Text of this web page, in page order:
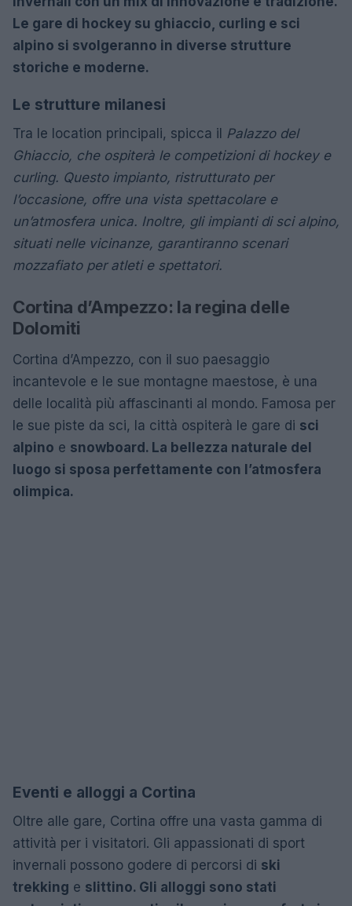
Le gare di hockey su ghiaccio, curling e sci
alpino si svolgeranno in diverse strutture
storiche e moderne.
Le strutture milanesi
Tra le location principali, spicca il Palazzo del
Ghiaccio, che ospiterà le competizioni di hockey e
curling. Questo impianto, ristrutturato per
l’occasione, offre una vista spettacolare e
un’atmosfera unica. Inoltre, gli impianti di sci alpino,
situati nelle vicinanze, garantiranno scenari
mozzafiato per atleti e spettatori.
Cortina d’Ampezzo: la regina delle
Dolomiti
Cortina d’Ampezzo, con il suo paesaggio
incantevole e le sue montagne maestose, è una
delle località più affascinanti al mondo. Famosa per
le sue piste da sci, la città ospiterà le gare di sci
alpino e snowboard. La bellezza naturale del
luogo si sposa perfettamente con l’atmosfera
olimpica.
Eventi e alloggi a Cortina
Oltre alle gare, Cortina offre una vasta gamma di
attività per i visitatori. Gli appassionati di sport
invernali possono godere di percorsi di ski
trekking e slittino. Gli alloggi sono stati